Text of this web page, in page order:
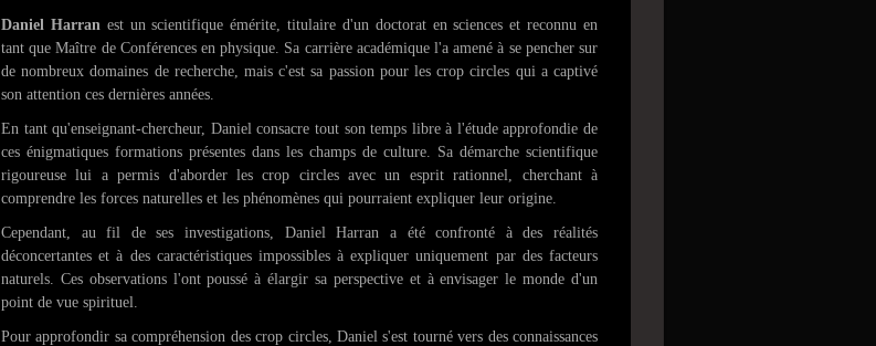
Daniel Harranest un scientifique émérite, titulaire d'un doctorat en sciences et reconnu en
tant que Maître de Conférences en physique. Sa carrière académique l'a amené à se pencher sur
de nombreux domaines de recherche, mais c'est sa passion pour les crop circles qui a captivé
son attention ces dernières années.
En tant qu'enseignant-chercheur, Daniel consacre tout son temps libre à l'étude approfondie de
ces énigmatiques formations présentes dans les champs de culture. Sa démarche scientifique
rigoureuse lui a permis d'aborder les crop circles avec un esprit rationnel, cherchant à
comprendre les forces naturelles et les phénomènes qui pourraient expliquer leur origine.
Cependant, au fil de ses investigations, Daniel Harran a été confronté à des réalités
déconcertantes et à des caractéristiques impossibles à expliquer uniquement par des facteurs
naturels. Ces observations l'ont poussé à élargir sa perspective et à envisager le monde d'un
point de vue spirituel.
Pour approfondir sa compréhension des crop circles, Daniel s'est tourné vers des connaissances